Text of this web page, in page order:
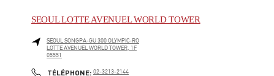
SEOUL LOTTE AVENUEL WORLD TOWER
SEOULSONGPA-GU300 OLYMPIC-RO
LOTTE AVENUEL WORLD TOWER, 1F
05551
TÉLÉPHONE: PHONE
02-3213-2144